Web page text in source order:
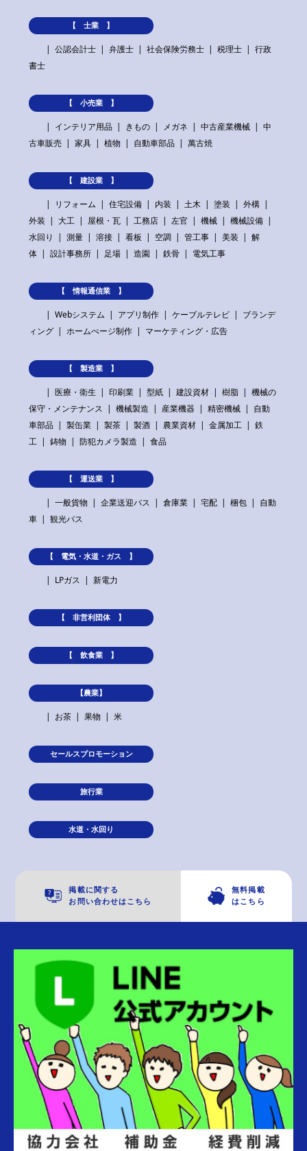
【 士業 】
公認会計士 弁護士 社会保険労務士 税理士
行政
書士
【 小売業 】
インテリア用品 きもの メガネ 中古産業機械
中
古車販売
家具 植物 自動車部品 萬古焼
【 建設業 】
リフォーム 住宅設備 内装 土木 塗装
外構
外装
大工 屋根・瓦 工務店 左官 機械
機械設備
水回り
測量 溶接 看板 空調 管工事 美装
解
体
設計事務所 足場 造園 鉄骨 電気工事
【 情報通信業 】
Webシステム アプリ制作 ケーブルテレビ
ブランデ
ィング
ホームぺージ制作 マーケティング・広告
【 製造業 】
医療・衛生 印刷業 型紙 建設資材 樹脂
機械の
保守・メンテナンス
機械製造 産業機器 精密機械
自動
車部品
製缶業 製茶 製酒 農業資材 金属加工
鉄
工
鋳物 防犯カメラ製造 食品
【 運送業 】
一般貨物 企業送迎バス 倉庫業 宅配 梱包
自動
車
観光バス
【 電気・水道・ガス 】
LPガス 新電力
【 非営利団体 】
【 飲食業 】
【農業】
お茶 果物 米
セールスプロモーション
旅行業
水道・水回り
掲載に関する
お問い合わせはこちら
無料掲載
はこちら